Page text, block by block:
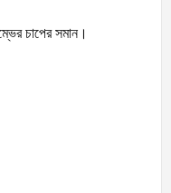
চাপের সমান।